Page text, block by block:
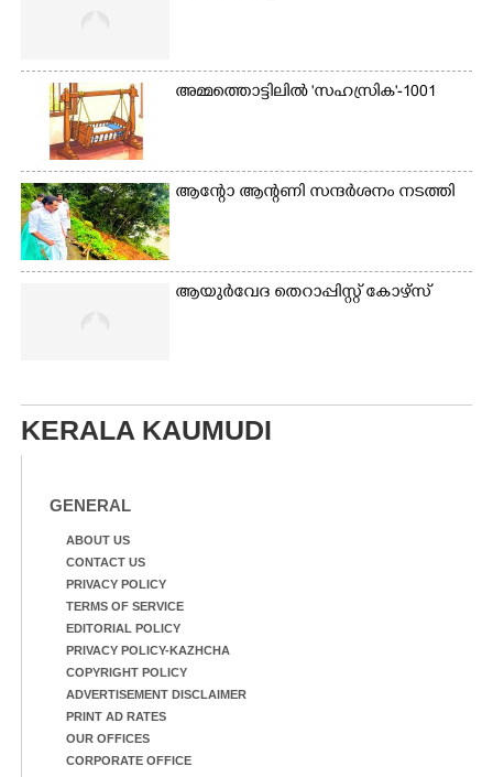
അമ്മത്തൊട്ടിലിൽ 'സഹസ്രിക'-1001
ആന്റോ ആന്റണി​ സന്ദർശനം നടത്തി​
ആയുർവേദ തെറാപ്പിസ്റ്റ് കോഴ്സ്
KERALA KAUMUDI
GENERAL
ABOUT US
CONTACT US
PRIVACY POLICY
TERMS OF SERVICE
EDITORIAL POLICY
PRIVACY POLICY-KAZHCHA
COPYRIGHT POLICY
ADVERTISEMENT DISCLAIMER
PRINT AD RATES
OUR OFFICES
CORPORATE OFFICE